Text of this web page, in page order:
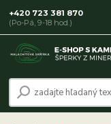
+420 723 381 870
(Po-Pá, 9-18 hod.)